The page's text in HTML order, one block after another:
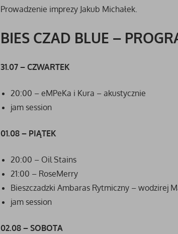
Prowadzenie imprezy Jakub Michałek.
BIES CZAD BLUE –
31.07 – CZWARTEK
20:00 – eMPeKa i Kura – akustycznie
jam session
01.08 – PIĄTEK
20:00 – Oil Stains
21:00 – RoseMerry
Bieszczadzki Ambaras Rytmiczny – wodzirej
jam session
02.08 – SOBOTA